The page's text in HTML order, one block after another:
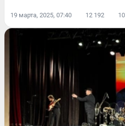
19 марта, 2025, 07:40 12 192